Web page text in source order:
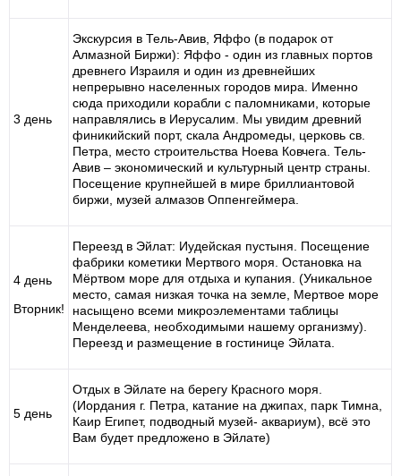
3 день
Экскурсия в Тель-Авив, Яффо (в подарок от
Алмазной Биржи): Яффо - один из главных портов
древнего Израиля и один из древнейших
непрерывно населенных городов мира. Именно
сюда приходили корабли с паломниками, которые
направлялись в Иерусалим. Мы увидим древний
финикийский порт, скала Андромеды, церковь св.
Петра, место строительства Ноева Ковчега. Тель-
Авив – экономический и культурный центр страны.
Посещение крупнейшей в мире бриллиантовой
биржи, музей алмазов Оппенгеймера.
4 день
Вторник!
Переезд в Эйлат: Иудейская пустыня. Посещение
фабрики кометики Мертвого моря. Остановка на
Мёртвом море для отдыха и купания. (Уникальное
место, самая низкая точка на земле, Мертвое море
насыщено всеми микроэлементами таблицы
Менделеева, необходимыми нашему организму).
Переезд и размещение в гостинице Эйлата.
5 день
Отдых в Эйлате на берегу Красного моря.
(Иордания г. Петра, катание на джипах, парк Тимна,
Каир Египет, подводный музей- аквариум), всё это
Вам будет предложено в Эйлате)